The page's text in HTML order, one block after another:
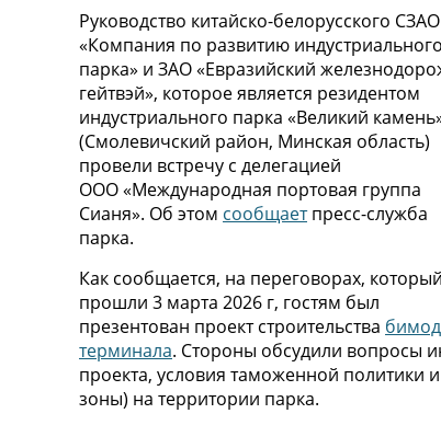
Руководство китайско-белорусского СЗАО
«Компания по развитию индустриального
парка» и ЗАО «Евразийский
гейтвэй», которое является резидентом
индустриального парка «Великий
(Смолевичский район, Минская область)
провели встречу с делегацией
ООО «Международная портовая группа
Сианя». Об этом сообщаетпресс-служба
парка.
Как сообщается, на переговорах, который
прошли 3 марта 2026 г, гостям был
презентован проект строительства
терминала. Стороны обсудили вопросы
проекта, условия таможенной
зоны) на территории парка.